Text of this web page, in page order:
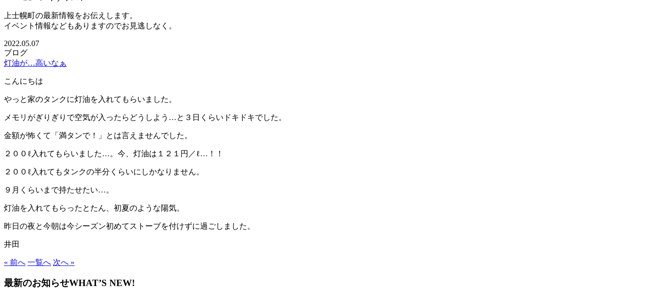
上士幌町の最新情報をお伝えします。
イベント情報などもありますのでお見逃しなく。
2022.05.07
ブログ
灯油が…高いなぁ
こんにちは
やっと家のタンクに灯油を入れてもらいました。
メモリがぎりぎりで空気が入ったらどうしよう…と３日くらいドキドキでした。
金額が怖くて「満タンで！」とは言えませんでした。
２００ℓ入れてもらいました…。今、灯油は１２１円／ℓ…！！
２００ℓ入れてもタンクの半分くらいにしかなりません。
９月くらいまで持たせたい…。
灯油を入れてもらったとたん、初夏のような陽気。
昨日の夜と今朝は今シーズン初めてストーブを付けずに過ごしました。
井田
« 前へ 一覧へ 次へ »
最新のお知らせWHAT’S NEW!